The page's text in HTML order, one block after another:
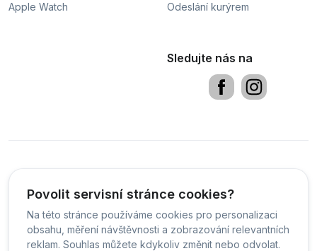
Povolit servisní stránce cookies?
Na této stránce používáme cookies pro personalizaci
obsahu, měření návštěvnosti a zobrazování relevantních
reklam. Souhlas můžete kdykoliv změnit nebo odvolat.
Apple Watch Odeslání kurýrem
Sledujte nás na
Čeština